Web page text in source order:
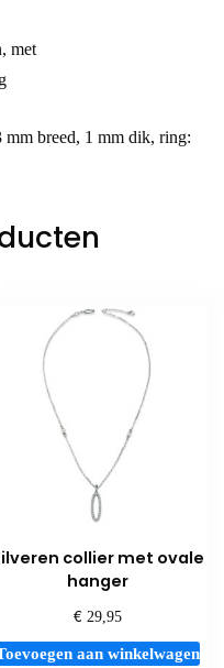
met
breed, 1 mm dik, ring:
collier met ovale
hanger
€29,95
aan winkelwagen